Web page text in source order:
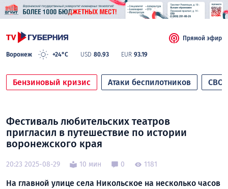
Воронеж +24°C USD 80.93 EUR 93.19
Прямой эфир
Бензиновый кризис Атаки беспилотников СВО
Фестиваль любительских театров
пригласил в путешествие по истории
воронежского края
20:23 2025-08-29 10 мин 0 1181
На главной улице села Никольское на несколько часов